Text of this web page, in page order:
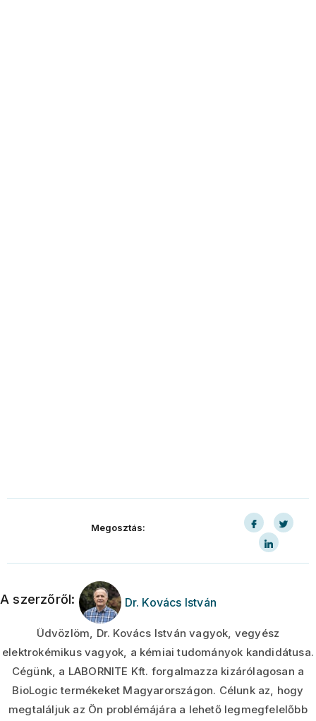
Megosztás:
A szerzőről: Dr. Kovács István
Üdvözlöm, Dr. Kovács István vagyok, vegyész
elektrokémikus vagyok, a kémiai tudományok kandidátusa.
Cégünk, a LABORNITE Kft. forgalmazza kizárólagosan a
BioLogic termékeket Magyarországon. Célunk az, hogy
megtaláljuk az Ön problémájára a lehető legmegfelelőbb